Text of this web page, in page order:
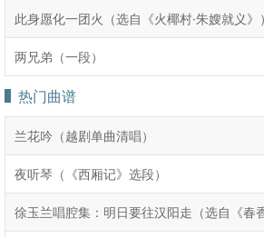
此身愿化一团火（选自《火椰村·朱嫂就义》）
两兄弟（一段）
热门曲谱
兰花吟（越剧单曲清唱）
夜听琴（《西厢记》选段）
徐玉兰唱腔集：明日要往汉阳走（选自《春